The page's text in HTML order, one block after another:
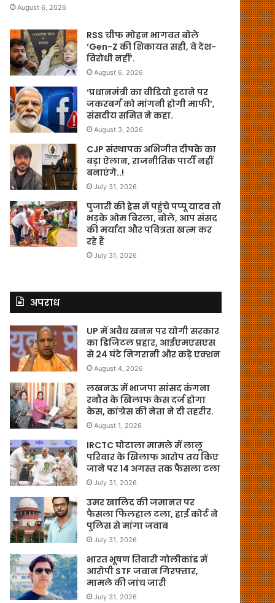
August 6, 2026
RSS चीफ मोहन भागवत बोले
‘Gen-Z की शिकायत सही, वे देश-
विरोधी नहीं’.
August 6, 2026
‘प्रधानमंत्री का वीडियो हटाने पर
जकरबर्ग को मांगनी होगी माफी’,
संसदीय समित ने कहा.
August 3, 2026
CJP संस्थापक अभिजीत दीपके का
बड़ा ऐलान, राजनीतिक पार्टी नहीं
बनाएंगे..!
July 31, 2026
पुजारी की ड्रेस में पहुंचे पप्पू यादव तो
भड़के ओम बिरला, बोले, आप संसद
की मर्यादा और पवित्रता खत्म कर
रहे हैं
July 31, 2026
अपराध
UP में अवैध खनन पर योगी सरकार
का डिजिटल प्रहार, आईएमएसएस
से 24 घंटे निगरानी और कड़े एक्शन
August 4, 2026
लखनऊ में भाजपा सांसद कंगना
रनौत के खिलाफ केस दर्ज होगा
केस, कांग्रेस की नेता ने दी तहरीर.
August 1, 2026
IRCTC घोटाला मामले में लालू
परिवार के खिलाफ आरोप तय किए
जाने पर 14 अगस्त तक फैसला टला
July 31, 2026
उमर खालिद की जमानत पर
फैसला फिलहाल टला, हाई कोर्ट ने
पुलिस से मांगा जवाब
July 31, 2026
भारत भूषण तिवारी गोलीकांड में
आरोपी STF जवान गिरफ्तार,
मामले की जांच जारी
July 31, 2026